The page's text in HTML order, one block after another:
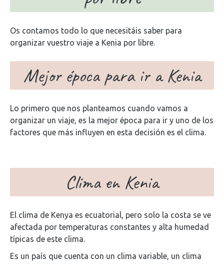
Os contamos todo lo que necesitáis saber para
organizar vuestro viaje a Kenia por libre.
Mejor época para ir a Kenia
Lo primero que nos planteamos cuando vamos a
organizar un viaje, es la mejor época para ir y uno de los
factores que más influyen en esta decisión es el clima.
Clima en Kenia
El clima de Kenya es ecuatorial, pero solo la costa se ve
afectada por temperaturas constantes y alta humedad
típicas de este clima.
Es un país que cuenta con un clima variable, un clima